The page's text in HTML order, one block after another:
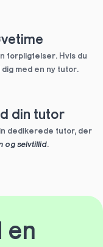
forpligtelser. Hvis du
dig med en ny tutor.
din tutor
dedikerede tutor, der
og selvtillid.
en